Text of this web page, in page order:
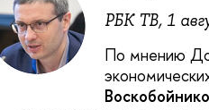
РБК ТВ, 1
По мнению